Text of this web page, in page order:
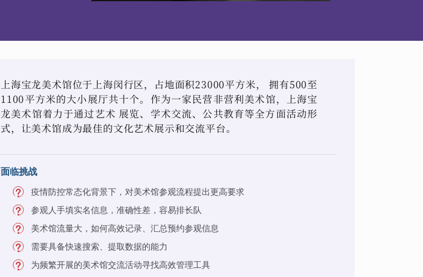
上海宝龙美术馆位于上海闵行区，占地面积23000平方米， 拥有500至
1100平方米的大小展厅共十个。作为一家民营非营利美术馆，上海宝
龙美术馆着力于通过艺术 展览、学术交流、公共教育等全方面活动形
式，让美术馆成为最佳的文化艺术展示和交流平台。
面临挑战
疫情防控常态化背景下，对美术馆参观流程提出更高要求
参观人手填实名信息，准确性差，容易排长队
美术馆流量大，如何高效记录、汇总预约参观信息
需要具备快速搜索、提取数据的能力
为频繁开展的美术馆交流活动寻找高效管理工具